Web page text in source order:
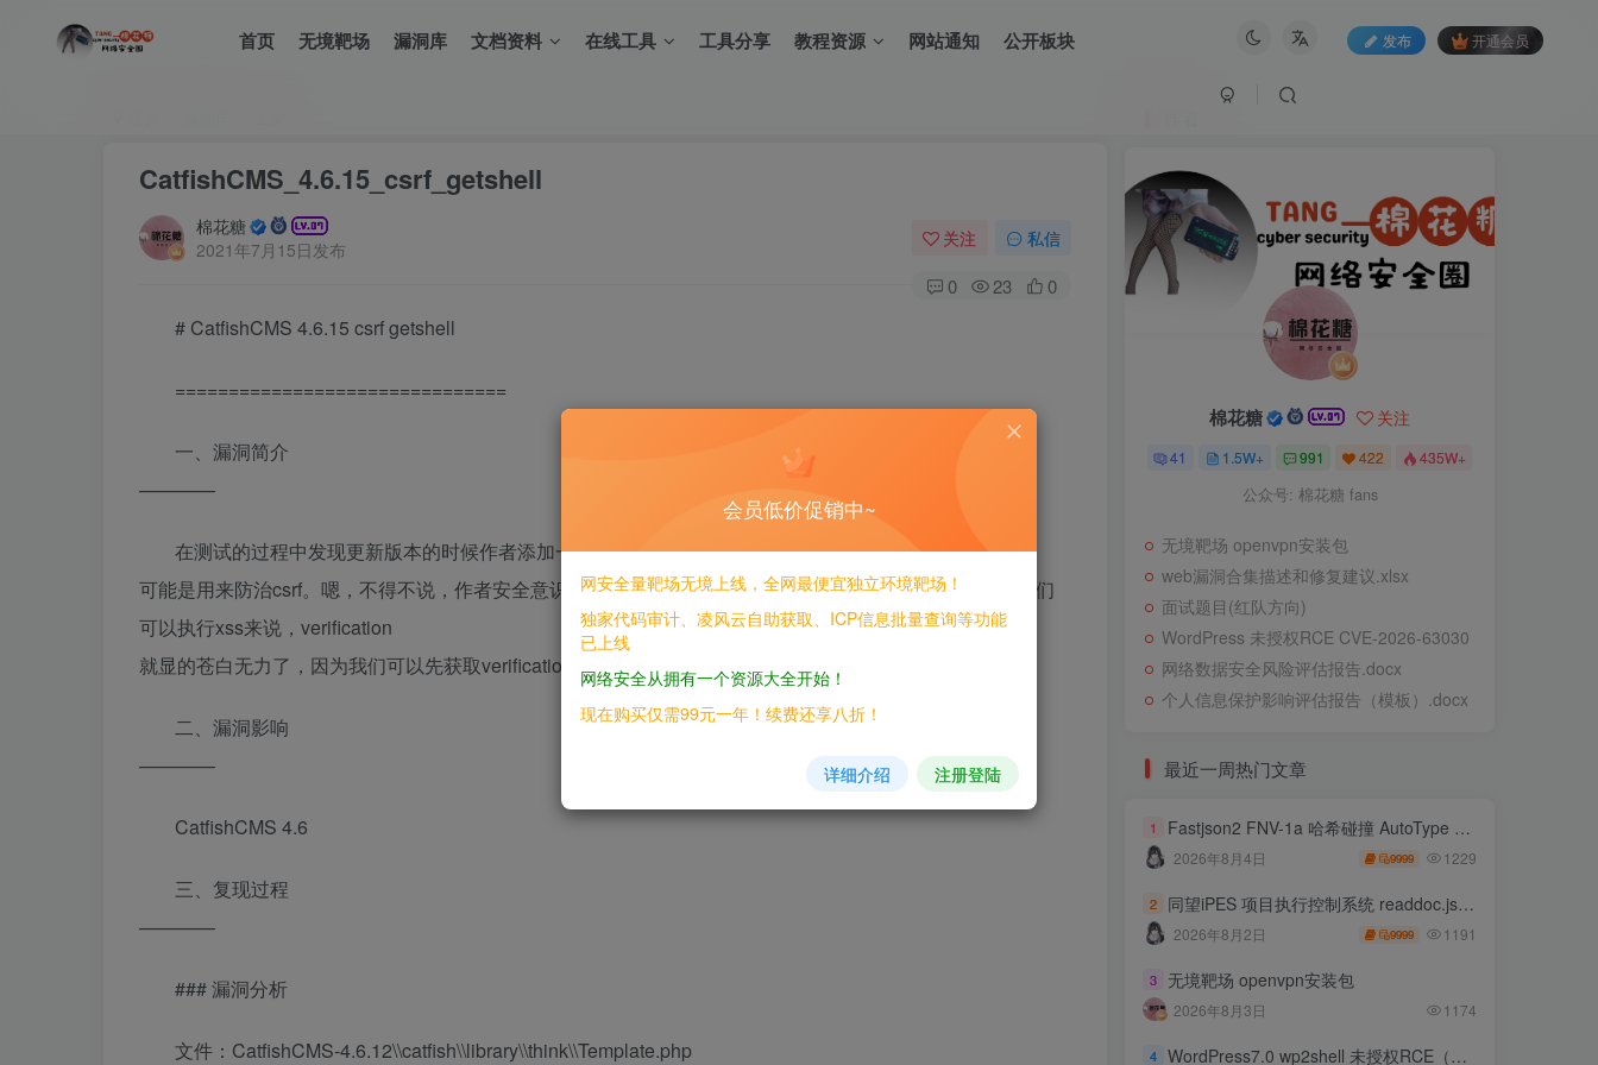
首页 无境靶场 漏洞库 文档资料 在线工具 工具分享 教程资源 网站通知 公开板块 发布 开通会员
CatfishCMS_4.6.15_csrf_getshell
棉花糖
2021年7月15日发布
关注 私信
0 23 0
# CatfishCMS 4.6.15 csrf getshell
===============================
一、漏洞简介
————
在测试的过程中发现更新版本的时候作者添加一个参数 verification
可能是用来防治csrf。嗯，不得不说，作者安全意识提高了，用来防治csrf这的却是一个好思路，但是对于我们
可以执行xss来说，verification
就显的苍白无力了，因为我们可以先获取verification 然后在执行csrf 从而来绕过。
二、漏洞影响
————
CatfishCMS 4.6
三、复现过程
————
### 漏洞分析
文件：CatfishCMS-4.6.12\\catfish\\library\\think\\Template.php
棉花糖 关注
41 1.5W+ 991 422 435W+
公众号: 棉花糖 fans
无境靶场 openvpn安装包
web漏洞合集描述和修复建议.xlsx
面试题目(红队方向)
WordPress 未授权RCE CVE-2026-63030
网络数据安全风险评估报告.docx
个人信息保护影响评估报告（模板）.docx
最近一周热门文章
1 Fastjson2 FNV-1a 哈希碰撞 AutoType 绕过远程代码执行
2026年8月4日 9999 1229
2 同望iPES 项目执行控制系统 readdoc.jsp存在任意文件读取
2026年8月2日 9999 1191
3 无境靶场 openvpn安装包
2026年8月3日 1174
4 WordPress7.0 wp2shell 未授权RCE（CVE-2026-63030 CVE-2026-60137）
会员低价促销中~
网安全量靶场无境上线，全网最便宜独立环境靶场！
独家代码审计、凌风云自助获取、ICP信息批量查询等功能
已上线
网络安全从拥有一个资源大全开始！
现在购买仅需99元一年！续费还享八折！
详细介绍 注册登陆